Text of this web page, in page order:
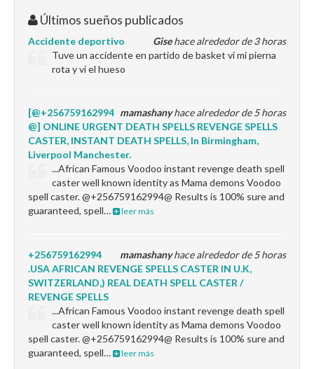
Últimos sueños publicados
Gisehace alrededor de 3 horas
Accidente deportivo
Tuve un accidente en partido de basket vi mi pierna
rota y vi el hueso
mamashanyhace alrededor de 5 horas
[@+256759162994
@] ONLINE URGENT DEATH SPELLS REVENGE SPELLS
CASTER, INSTANT DEATH SPELLS, In Birmingham,
Liverpool Manchester.
...African Famous Voodoo instant revenge death spell
caster well known identity as Mama demons Voodoo
spell caster. @+256759162994@ Results is 100% sure and
guaranteed, spell…
leer más
mamashanyhace alrededor de 5 horas
+256759162994
.USA AFRICAN REVENGE SPELLS CASTER IN U.K,
SWITZERLAND,) REAL DEATH SPELL CASTER /
REVENGE SPELLS
...African Famous Voodoo instant revenge death spell
caster well known identity as Mama demons Voodoo
spell caster. @+256759162994@ Results is 100% sure and
guaranteed, spell…
leer más